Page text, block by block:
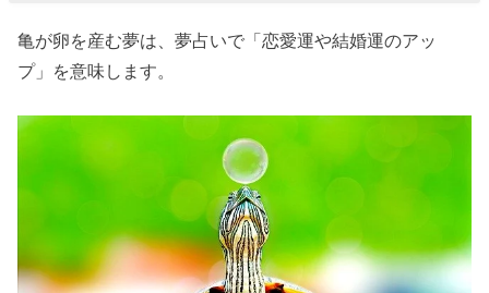
亀が卵を産む夢は、夢占いで「恋愛運や結婚運のアッ
プ」を意味します。